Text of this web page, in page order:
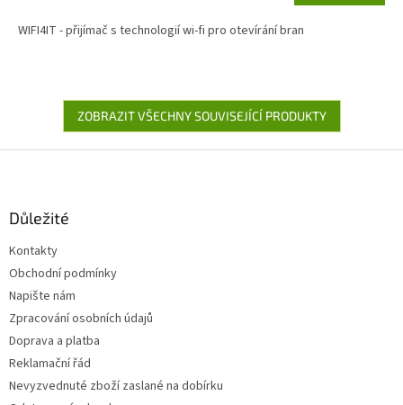
WIFI4IT - přijímač s technologií wi-fi pro otevírání bran
ZOBRAZIT VŠECHNY SOUVISEJÍCÍ PRODUKTY
Důležité
Kontakty
Obchodní podmínky
Napište nám
Zpracování osobních údajů
Doprava a platba
Reklamační řád
Nevyzvednuté zboží zaslané na dobírku